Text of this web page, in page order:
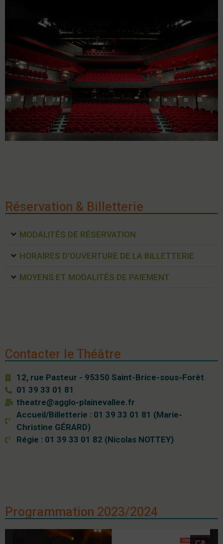
Réservation & Billetterie
MODALITÉS DE RÉSERVATION
HORAIRES D’OUVERTURE DE LA BILLETTERIE
MOYENS ET MODALITÉS DE PAIEMENT
Contacter le Théâtre
12, rue Pasteur - 95350 Saint-Brice-sous-Forêt
01 39 33 01 81
theatre@agglo-plainevallee.fr
Accueil/Billetterie : 01 39 33 01 81 (Marie-
Christine GÉRARD)
Régie : 01 39 33 01 82 (Nicolas NOTTEY)
Programmation 2023/2024